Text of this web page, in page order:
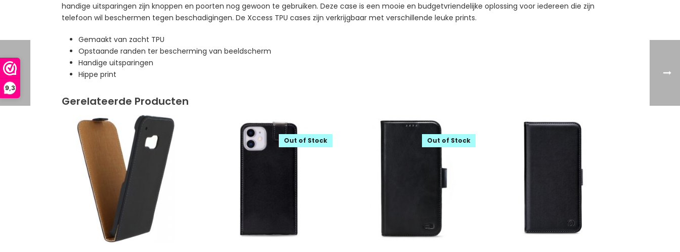
9,3
handige uitsparingen zijn knoppen en poorten nog gewoon te gebruiken. Deze case is een mooie en budgetvriendelijke oplossing voor iedereen die zijn
telefoon wil beschermen tegen beschadigingen. De Xccess TPU cases zijn verkrijgbaar met verschillende leuke prints.
Gemaakt van zacht TPU
Opstaande randen ter bescherming van beeldscherm
Handige uitsparingen
Hippe print
Gerelateerde Producten
Out of Stock Out of Stock